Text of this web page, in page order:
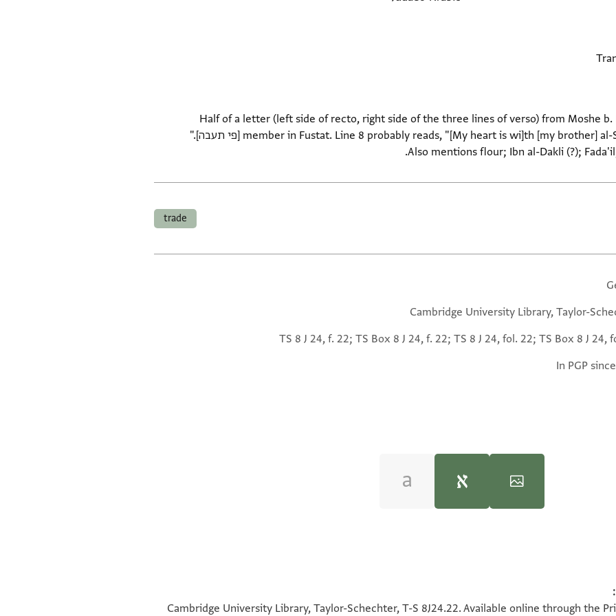
Half of a letter (left side of recto, right side of the three lines of verso) from Moshe b.
member in Fustat. Line 8 probably reads, "[My heart is wi]th [my brother] al-Shaykh Abu l-Ḥasan in his illness [פי תעבה]."
Also mentions flour; Ibn al-Dakli (?);
trade
Cambridge University Library, Taylor-
TS 8 J 24, f. 22; TS Box 8 J 24, f. 22; TS 8 J 24, fol. 22; TS Box 8 J 24,
In PGP
100%
Cambridge University Library, Taylor-Schechter, T-S 8J24.22. Available online through the